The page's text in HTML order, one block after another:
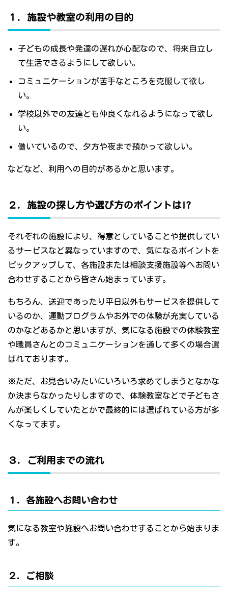
１．施設や教室の利用の目的
子どもの成長や発達の遅れが心配なので、将来自立し
て生活できるようにして欲しい。
コミュニケーションが苦手なところを克服して欲し
い。
学校以外での友達とも仲良くなれるようになって欲し
い。
働いているので、夕方や夜まで預かって欲しい。
などなど、利用への目的があるかと思います。
２．施設の探し方や選び方のポイントは!?
それぞれの施設により、得意としていることや提供してい
るサービスなど異なっていますので、気になるポイントを
ピックアップして、各施設または相談支援施設等へお問い
合わせすることから皆さん始まっています。
もちろん、送迎であったり平日以外もサービスを提供して
いるのか、運動プログラムやお外での体験が充実している
のかなどあるかと思いますが、気になる施設での体験教室
や職員さんとのコミュニケーションを通して多くの場合選
ばれております。
※ただ、お見合いみたいにいろいろ求めてしまうとなかな
か決まらなかったりしますので、体験教室などで子どもさ
んが楽しくしていたとかで最終的には選ばれている方が多
くなってます。
３．ご利用までの流れ
１．各施設へお問い合わせ
気になる教室や施設へお問い合わせすることから始まりま
す。
２．ご相談